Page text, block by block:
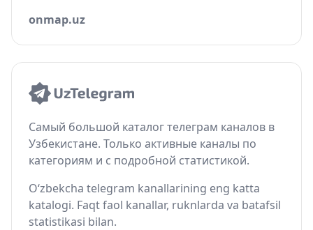
onmap.uz
Самый большой каталог телеграм каналов в
Узбекистане. Только активные каналы по
категориям и с подробной статистикой.
O‘zbekcha telegram kanallarining eng katta
katalogi. Faqt faol kanallar, ruknlarda va batafsil
statistikasi bilan.